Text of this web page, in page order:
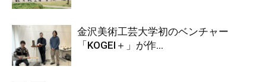
金沢美術工芸大学初のベンチャー
「KOGEI＋」が作...